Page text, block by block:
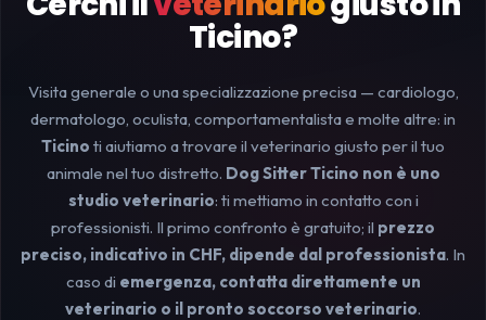
Ticino?
Visita generale o una specializzazione precisa — cardiologo,
dermatologo, oculista, comportamentalista e molte altre: in
Ticino ti aiutiamo a trovare il veterinario giusto per il tuo
animale nel tuo distretto. Dog Sitter Ticino non è uno
studio veterinario: ti mettiamo in contatto con i
professionisti. Il primo confronto è gratuito; il prezzo
preciso, indicativo in CHF, dipende dal professionista. In
caso di emergenza, contatta direttamente un
veterinario o il pronto soccorso veterinario.